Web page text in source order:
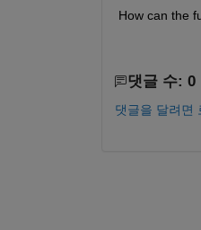
How can the
댓글 수: 0
댓글을 달려면